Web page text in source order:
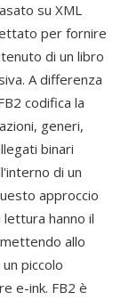
su XML
per fornire
di un libro
A differenza
codifica la
generi,
binari
di un
approccio
hanno il
allo
piccolo
e-ink. FB2 è